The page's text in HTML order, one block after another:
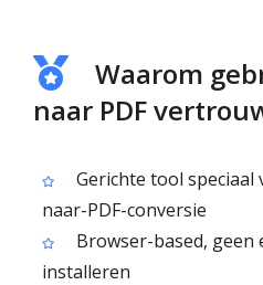
Waarom
naar PDF
Gerichte tool speciaal
naar-PDF-conversie
Browser-based, geen
installeren